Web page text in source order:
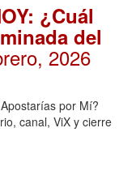
¿Cuál
del
2026
por Mí?
canal, ViX y cierre